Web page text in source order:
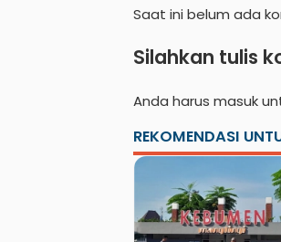
Saat ini belum ada
Silahkan tulis
Anda harus masuk
REKOMENDASI